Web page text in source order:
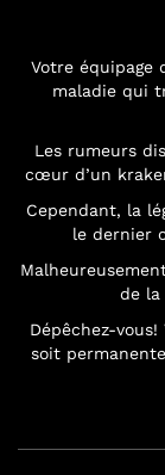
Votre équipage
maladie qui
Les rumeurs
cœur d’un
Cependant, la
le dernier
de la
Dépêchez-
soit